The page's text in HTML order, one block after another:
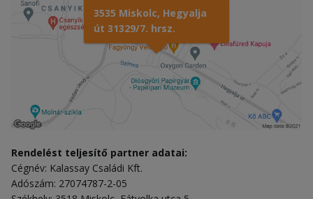
3535 Miskolc, Hegyalja
út 31329/7. hrsz.
Rendelést teljesítő partner adatai:
Cégnév: Kalassay Családi Kft.
Adószám: 27074787-2-05